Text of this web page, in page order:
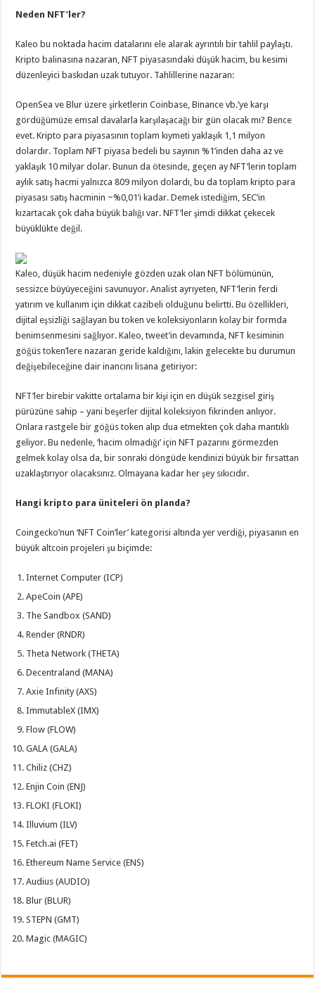
Neden NFT’ler?
Kaleo bu noktada hacim datalarını ele alarak ayrıntılı bir tahlil paylaştı.
Kripto balinasına nazaran, NFT piyasasındaki düşük hacim, bu kesimi
düzenleyici baskıdan uzak tutuyor. Tahlillerine nazaran:
OpenSea ve Blur üzere şirketlerin Coinbase, Binance vb.’ye karşı
gördüğümüze emsal davalarla karşılaşacağı bir gün olacak mı? Bence
evet. Kripto para piyasasının toplam kıymeti yaklaşık 1,1 milyon
dolardır. Toplam NFT piyasa bedeli bu sayının %1’inden daha az ve
yaklaşık 10 milyar dolar. Bunun da ötesinde, geçen ay NFT’lerin toplam
aylık satış hacmi yalnızca 809 milyon dolardı, bu da toplam kripto para
piyasası satış hacminin ~%0,01’i kadar. Demek istediğim, SEC’in
kızartacak çok daha büyük balığı var. NFT’ler şimdi dikkat çekecek
büyüklükte değil.
Kaleo, düşük hacim nedeniyle gözden uzak olan NFT bölümünün,
sessizce büyüyeceğini savunuyor. Analist ayrıyeten, NFT’lerin ferdi
yatırım ve kullanım için dikkat cazibeli olduğunu belirtti. Bu özellikleri,
dijital eşsizliği sağlayan bu token ve koleksiyonların kolay bir formda
benimsenmesini sağlıyor. Kaleo, tweet’in devamında, NFT kesiminin
göğüs token’lere nazaran geride kaldığını, lakin gelecekte bu durumun
değişebileceğine dair inancını lisana getiriyor:
NFT’ler birebir vakitte ortalama bir kişi için en düşük sezgisel giriş
pürüzüne sahip – yani beşerler dijital koleksiyon fikrinden anlıyor.
Onlara rastgele bir göğüs token alıp dua etmekten çok daha mantıklı
geliyor. Bu nedenle, ‘hacim olmadığı’ için NFT pazarını görmezden
gelmek kolay olsa da, bir sonraki döngüde kendinizi büyük bir fırsattan
uzaklaştırıyor olacaksınız. Olmayana kadar her şey sıkıcıdır.
Hangi kripto para üniteleri ön planda?
Coingecko’nun ‘NFT Coin’ler’ kategorisi altında yer verdiği, piyasanın en
büyük altcoin projeleri şu biçimde:
Internet Computer (ICP)
ApeCoin (APE)
The Sandbox (SAND)
Render (RNDR)
Theta Network (THETA)
Decentraland (MANA)
Axie Infinity (AXS)
ImmutableX (IMX)
Flow (FLOW)
GALA (GALA)
Chiliz (CHZ)
Enjin Coin (ENJ)
FLOKI (FLOKI)
Illuvium (ILV)
Fetch.ai (FET)
Ethereum Name Service (ENS)
Audius (AUDIO)
Blur (BLUR)
STEPN (GMT)
Magic (MAGIC)